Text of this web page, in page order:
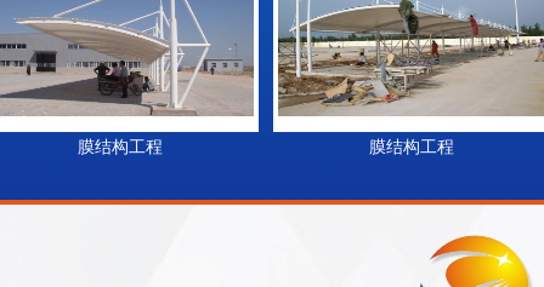
膜结构工程 膜结构工程